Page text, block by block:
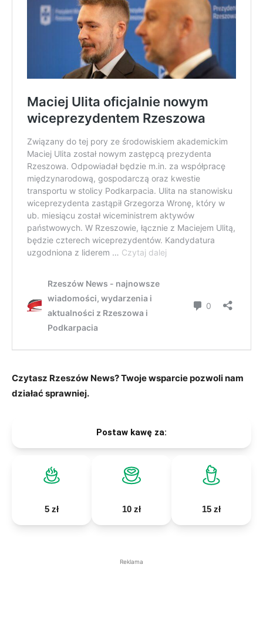
Czytasz Rzeszów News? Twoje wsparcie pozwoli nam
działać sprawniej.
Postaw kawę za:
5 zł 10 zł 15 zł
Reklama